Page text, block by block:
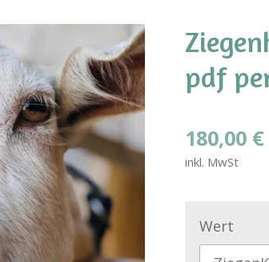
pdf
180,00 €
inkl. MwSt
Wert